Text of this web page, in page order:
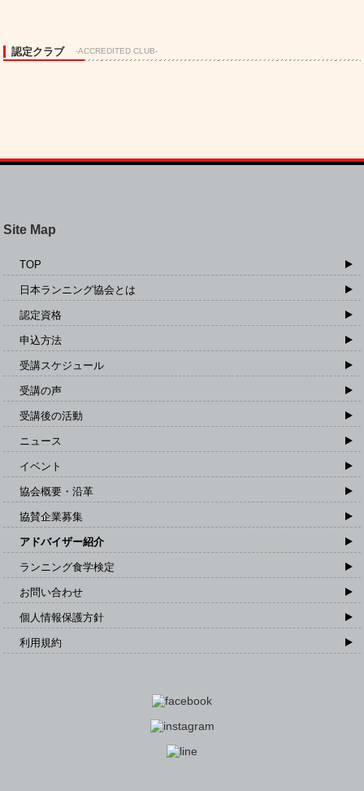
認定クラブ -ACCREDITED CLUB-
Site Map
TOP
日本ランニング協会とは
認定資格
申込方法
受講スケジュール
受講の声
受講後の活動
ニュース
イベント
協会概要・沿革
協賛企業募集
アドバイザー紹介
ランニング食学検定
お問い合わせ
個人情報保護方針
利用規約